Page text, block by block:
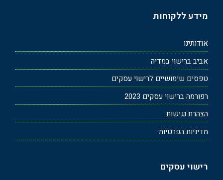
מידע ללקוחות
אודותינו
אביב ברישוי במדיה
טפסים שימושיים לרישוי עסקים
רפורמה ברישוי עסקים 2023
הצהרת נגישות
מדיניות הפרטיות
רישוי עסקים